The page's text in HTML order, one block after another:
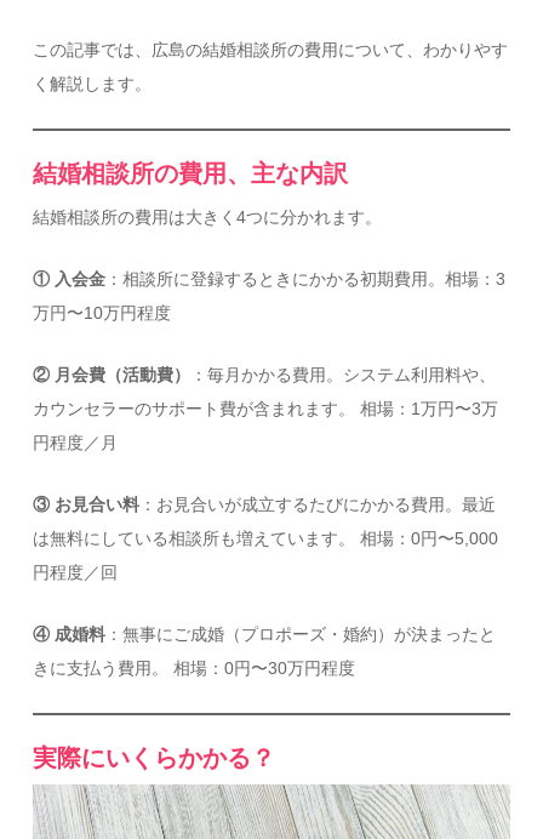
この記事では、広島の結婚相談所の費用について、わかりやす
く解説します。
結婚相談所の費用、主な内訳
結婚相談所の費用は大きく4つに分かれます。
① 入会金 ：相談所に登録するときにかかる初期費用。相場：3
万円〜10万円程度
② 月会費（活動費）
：毎月かかる費用。システム利用料や、
カウンセラーのサポート費が含まれます。 相場：1万円〜3万
円程度／月
③ お見合い料 ：お見合いが成立するたびにかかる費用。最近
は無料にしている相談所も増えています。 相場：0円〜5,000
円程度／回
④ 成婚料 ：無事にご成婚（プロポーズ・婚約）が決まったと
きに支払う費用。 相場：0円〜30万円程度
実際にいくらかかる？